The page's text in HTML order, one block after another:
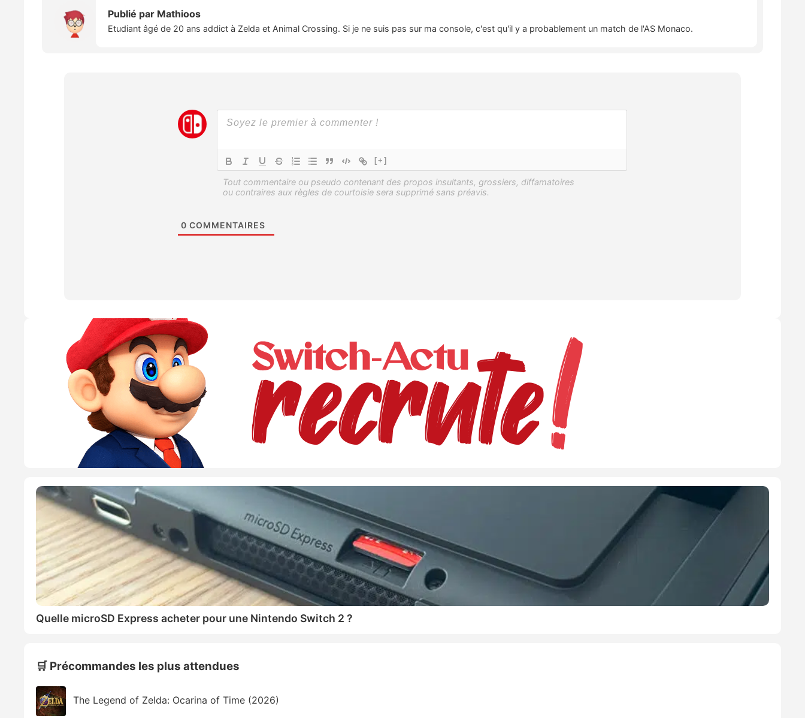
Publié par Mathioos
Etudiant âgé de 20 ans addict à Zelda et Animal Crossing. Si je ne suis pas sur ma console, c'est qu'il y a probablement un match de l'AS Monaco.
[+]
0 COMMENTAIRES
Quelle microSD Express acheter pour une Nintendo Switch 2 ?
🛒 Précommandes les plus attendues
The Legend of Zelda: Ocarina of Time (2026)